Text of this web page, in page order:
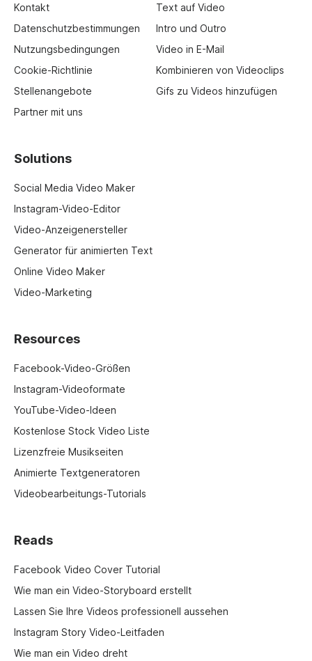
Kontakt
Datenschutzbestimmungen
Nutzungsbedingungen
Cookie-Richtlinie
Stellenangebote
Partner mit uns
Text auf Video
Intro und Outro
Video in E-Mail
Kombinieren von Videoclips
Gifs zu Videos hinzufügen
Solutions
Social Media Video Maker
Instagram-Video-Editor
Video-Anzeigenersteller
Generator für animierten Text
Online Video Maker
Video-Marketing
Resources
Facebook-Video-Größen
Instagram-Videoformate
YouTube-Video-Ideen
Kostenlose Stock Video Liste
Lizenzfreie Musikseiten
Animierte Textgeneratoren
Videobearbeitungs-Tutorials
Reads
Facebook Video Cover Tutorial
Wie man ein Video-Storyboard erstellt
Lassen Sie Ihre Videos professionell aussehen
Instagram Story Video-Leitfaden
Wie man ein Video dreht